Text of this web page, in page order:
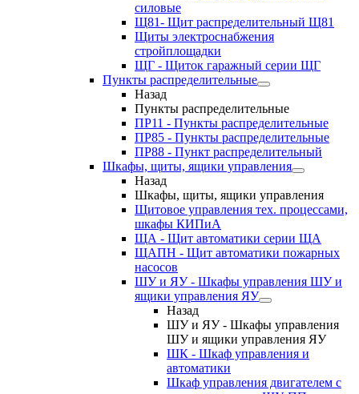
силовые
Щ81- Щит распределительный Щ81
Щиты электроснабжения
стройплощадки
ЩГ - Щиток гаражный серии ЩГ
Пункты распределительные
Назад
Пункты распределительные
ПР11 - Пункты распределительные
ПР85 - Пункты распределительные
ПР88 - Пункт распределительный
Шкафы, щиты, ящики управления
Назад
Шкафы, щиты, ящики управления
Щитовое управления тех. процессами,
шкафы КИПиА
ЩА - Щит автоматики серии ЩА
ЩАПН - Щит автоматики пожарных
насосов
ШУ и ЯУ - Шкафы управления ШУ и
ящики управления ЯУ
Назад
ШУ и ЯУ - Шкафы управления
ШУ и ящики управления ЯУ
ШК - Шкаф управления и
автоматики
Шкаф управления двигателем с